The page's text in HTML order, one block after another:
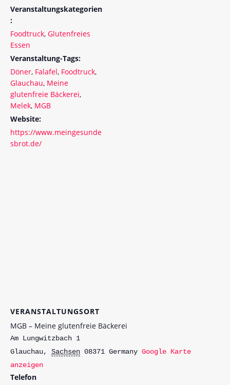
Veranstaltungskategorien
:
Foodtruck, Glutenfreies
Essen
Veranstaltung-Tags:
Döner, Falafel, Foodtruck,
Glauchau, Meine
glutenfreie Bäckerei,
Melek, MGB
Website:
https://www.meingesunde
sbrot.de/
VERANSTALTUNGSORT
MGB – Meine glutenfreie Bäckerei
Am Lungwitzbach 1
Glauchau, Sachsen 08371 Germany Google Karte
anzeigen
Telefon